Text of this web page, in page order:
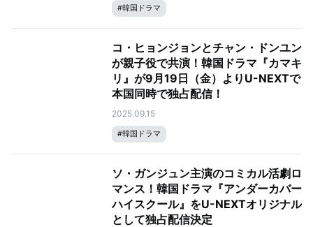
#韓国ドラマ
コ・ヒョンジョンとチャン・ドンユン
が親子役で共演！韓国ドラマ『カマキ
リ』が9月19日（金）よりU-NEXTで
本国同時で独占配信！
2025.09.15
#韓国ドラマ
ソ・ガンジュン主演のコミカル活劇ロ
マンス！韓国ドラマ『アンダーカバー
ハイスクール』をU-NEXTオリジナル
として独占配信決定